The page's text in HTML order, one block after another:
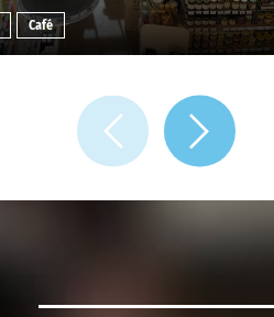
Café